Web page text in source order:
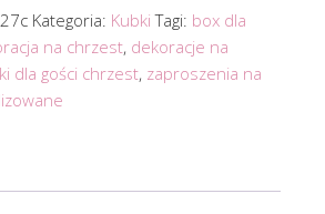
Kategoria: Kubki Tagi: box dla
na chrzest, dekoracje na
dla gości chrzest, zaproszenia na